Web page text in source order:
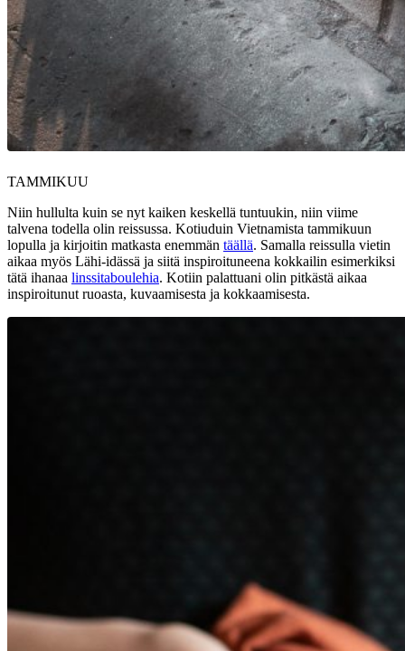
TAMMIKUU
Niin hullulta kuin se nyt kaiken keskellä tuntuukin, niin viime
talvena todella olin reissussa. Kotiuduin Vietnamista tammikuun
lopulla ja kirjoitin matkasta enemmän täällä. Samalla reissulla vietin
aikaa myös Lähi-idässä ja siitä inspiroituneena kokkailin esimerkiksi
tätä ihanaa linssitaboulehia. Kotiin palattuani olin pitkästä aikaa
inspiroitunut ruoasta, kuvaamisesta ja kokkaamisesta.